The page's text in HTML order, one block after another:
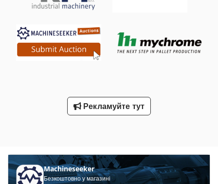
Рекламуйте тут
Machineseeker
Безкоштовно у магазині